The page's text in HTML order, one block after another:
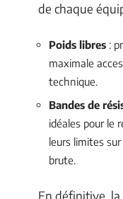
de chaque
Poids libres :
maximale
technique.
Bandes de
idéales pour le
leurs limites
brute.
En définitive,